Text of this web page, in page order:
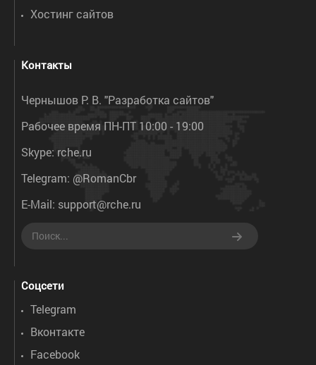
Хостинг сайтов
Контакты
Чернышов Р. В. "Разработка сайтов"
Рабочее время ПН-ПТ 10:00 - 19:00
Skype: rche.ru
Telegram: @RomanCbr
E-Mail: support@rche.ru
Соцсети
Telegram
Вконтакте
Facebook